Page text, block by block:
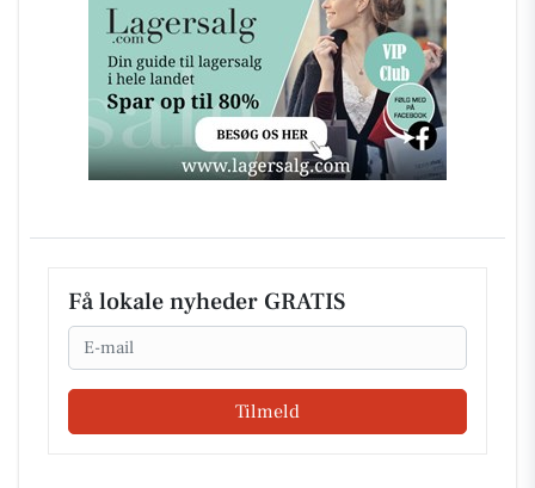
Få lokale nyheder GRATIS
Email
Tilmeld